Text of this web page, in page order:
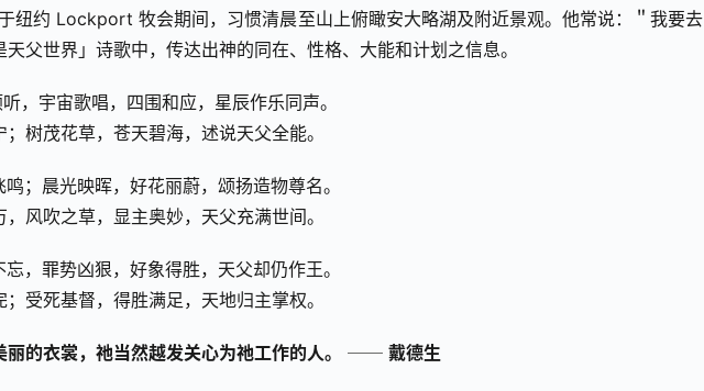
纽约 Lockport 牧会期间，习惯清晨至山上俯瞰安大略湖及附近景观。他常说：＂我要去
父世界」诗歌中，传达出神的同在、性格、大能和计划之信息。
，宇宙歌唱，四围和应，星辰作乐同声。
树茂花草，苍天碧海，述说天父全能。
；晨光映晖，好花丽蔚，颂扬造物尊名。
风吹之草，显主奥妙，天父充满世间。
，罪势凶狠，好象得胜，天父却仍作王。
受死基督，得胜满足，天地归主掌权。
的衣裳，祂当然越发关心为祂工作的人。 ── 戴德生